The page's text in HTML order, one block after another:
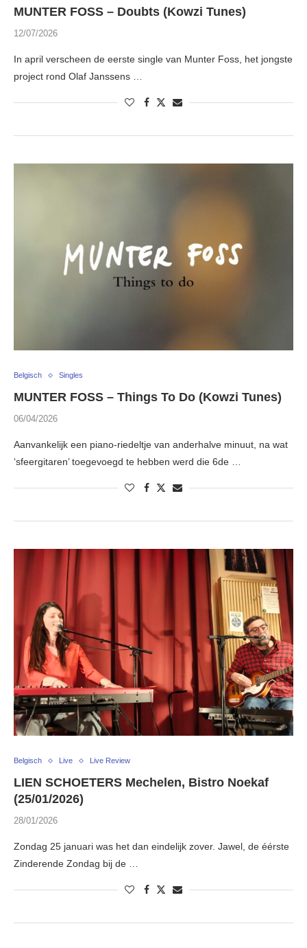
MUNTER FOSS – Doubts (Kowzi Tunes)
12/07/2026
In april verscheen de eerste single van Munter Foss, het jongste
project rond Olaf Janssens …
Belgisch Singles
MUNTER FOSS – Things To Do (Kowzi Tunes)
06/04/2026
Aanvankelijk een piano-riedeltje van anderhalve minuut, na wat
‘sfeergitaren’ toegevoegd te hebben werd die 6de …
Belgisch Live Live Review
LIEN SCHOETERS Mechelen, Bistro Noekaf
(25/01/2026)
28/01/2026
Zondag 25 januari was het dan eindelijk zover. Jawel, de éérste
Zinderende Zondag bij de …